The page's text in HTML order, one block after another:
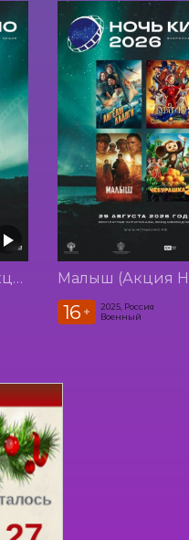
Ангелы Ладоги (Акция Ночь Кино 2026)
16 +
2025, Россия
Военный